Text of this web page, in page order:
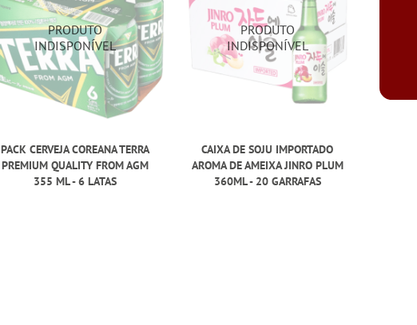
PACK CERVEJA COREANA TERRA
PREMIUM QUALITY FROM AGM
355 ML - 6 LATAS
CAIXA DE SOJU IMPORTADO
AROMA DE AMEIXA JINRO PLUM
360ML - 20 GARRAFAS